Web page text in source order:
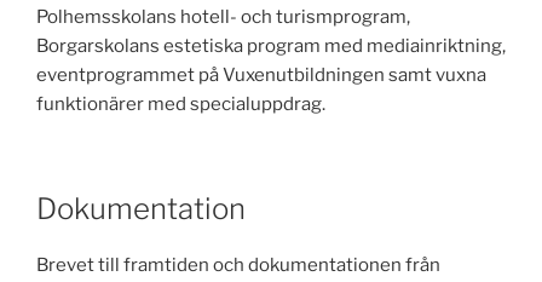
Polhemsskolans hotell- och turismprogram,
Borgarskolans estetiska program med mediainriktning,
eventprogrammet på Vuxenutbildningen samt vuxna
funktionärer med specialuppdrag.
Dokumentation
Brevet till framtiden och dokumentationen från